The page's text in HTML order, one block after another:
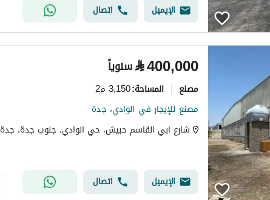
الإيميل اتصال
⃁400,000 سنوياً
مصنع المساحة:3,150 م2
مصنع للإيجار في الوادي، جدة
شارع ابي القاسم حبيش، حي الوادي، جنوب جدة، جدة
الإيميل اتصال